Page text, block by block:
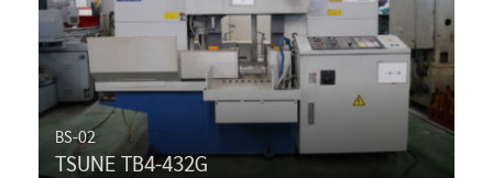
BS-02
TSUNE TB4-432G